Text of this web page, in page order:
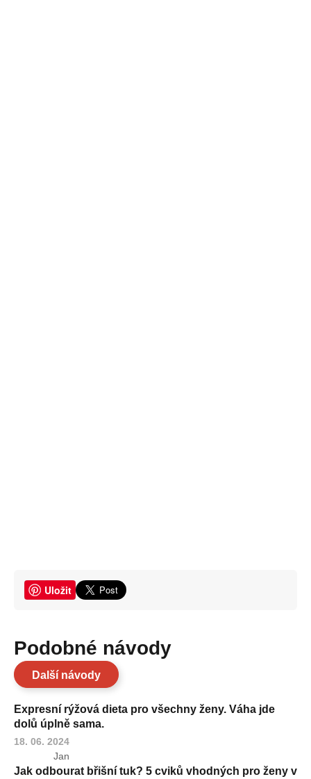
Uložit
Podobné návody
Další návody
Expresní rýžová dieta pro všechny ženy. Váha jde
dolů úplně sama.
18. 06. 2024
Jan
Jak odbourat břišní tuk? 5 cviků vhodných pro ženy v